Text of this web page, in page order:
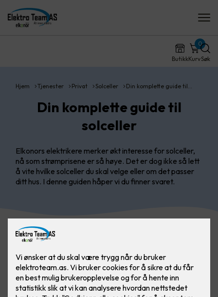
ButikkKurv
0
Søk
Hjem Tjenester Privat Solceller Din komplette guide til…
Din komplette guide til
solceller
Elkonors elektrikere merker økt interesse for solceller,
nå som strømprisene er så høye. Det er dog ikke så lett
å vite hvilke solceller du skal velge eller om det passer
ditt hus. I denne guiden håper vi du finner svaret.